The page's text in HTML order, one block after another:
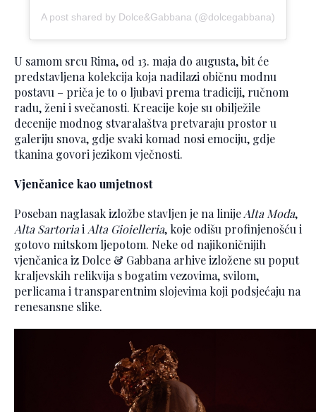
A post shared by Dolce&Gabbana (@dolcegabbana)
U samom srcu Rima, od 13. maja do augusta, bit će
predstavljena kolekcija koja nadilazi običnu modnu
postavu – priča je to o ljubavi prema tradiciji, ručnom
radu, ženi i svečanosti. Kreacije koje su obilježile
decenije modnog stvaralaštva pretvaraju prostor u
galeriju snova, gdje svaki komad nosi emociju, gdje
tkanina govori jezikom vječnosti.
Vjenčanice kao umjetnost
Poseban naglasak izložbe stavljen je na linijeAlta Moda,
Alta Sartoriai Alta Gioielleria, koje odišu profinjenošću i
gotovo mitskom ljepotom. Neke od najikoničnijih
vjenčanica iz Dolce & Gabbana arhive izložene su poput
kraljevskih relikvija s bogatim vezovima, svilom,
perlicama i transparentnim slojevima koji podsjećaju na
renesansne slike.